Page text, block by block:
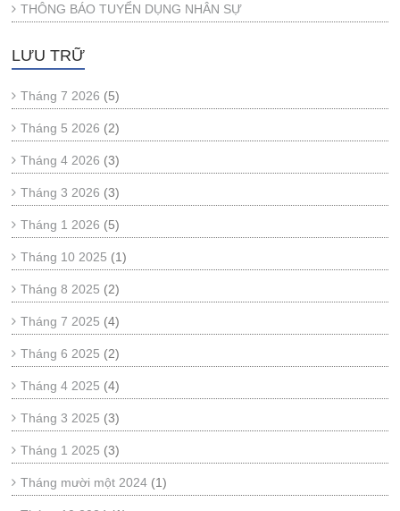
THÔNG BÁO TUYỂN DỤNG NHÂN SỰ
LƯU TRỮ
Tháng 7 2026 (5)
Tháng 5 2026 (2)
Tháng 4 2026 (3)
Tháng 3 2026 (3)
Tháng 1 2026 (5)
Tháng 10 2025 (1)
Tháng 8 2025 (2)
Tháng 7 2025 (4)
Tháng 6 2025 (2)
Tháng 4 2025 (4)
Tháng 3 2025 (3)
Tháng 1 2025 (3)
Tháng mười một 2024 (1)